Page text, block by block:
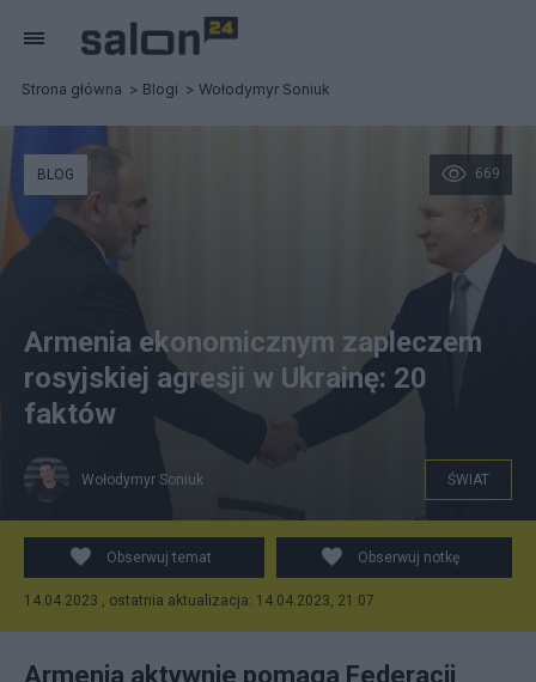
Strona główna Blogi Wołodymyr Soniuk
Putin i Pashinyan nie ukrywają swoich bliskich relacji.
Zdjęcie sofiaglobe.com
669
BLOG
Armenia ekonomicznym zapleczem
rosyjskiej agresji w Ukrainę: 20
faktów
Wołodymyr Soniuk ŚWIAT
Obserwuj temat Obserwuj notkę
14.04.2023 , ostatnia aktualizacja: 14.04.2023, 21:07
Armenia aktywnie pomaga Federacji